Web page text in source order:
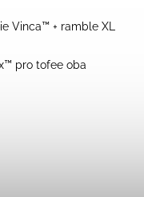
Vinca™ + ramble XL
pro tofee oba